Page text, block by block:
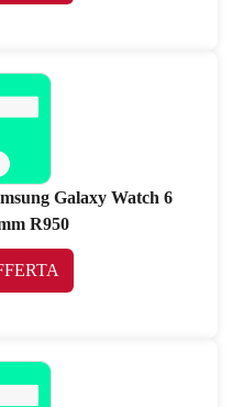
Galaxy Watch 6
R950